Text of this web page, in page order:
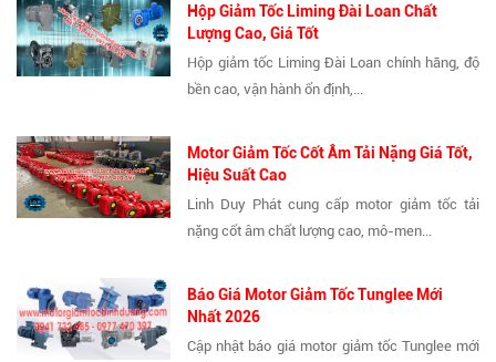
Hộp Giảm Tốc Liming Đài Loan Chất
Lượng Cao, Giá Tốt
Hộp giảm tốc Liming Đài Loan chính hãng, độ
bền cao, vận hành ổn định,...
Motor Giảm Tốc Cốt Âm Tải Nặng Giá Tốt,
Hiệu Suất Cao
Linh Duy Phát cung cấp motor giảm tốc tải
nặng cốt âm chất lượng cao, mô-men...
Báo Giá Motor Giảm Tốc Tunglee Mới
Nhất 2026
Cập nhật báo giá motor giảm tốc Tunglee mới